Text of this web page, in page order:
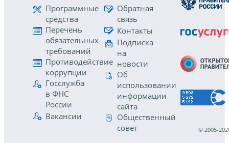
Программные
средства
Перечень
обязательных
требований
Противодействие
коррупции
Госслужба
в ФНС
России
Вакансии
Обратная
связь
Контакты
Подписка
на
новости
Об
использовании
информации
сайта
Общественный
совет
© 2005-